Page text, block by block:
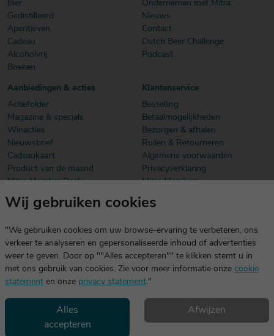
Bier
Gedistilleerd
Aperitieven
Cadeau
Alcoholvrij
Boeken
Ondernemen met Mitra
Nieuws
Contact
Dutch Beer Challenge
Podcast
Aanbiedingen & acties
Actiefolder
Magazine & specials
Winacties
Nieuwsbrief
Cadeaukaart
Product van de maand
Mitra Member Deals
Klantenservice
Bestelling
Betaalmogelijkheden
Bezorgen & afhalen
Ruilen & Retourneren
Algemene voorwaarden
Privacyverklaring
Mitra Members
Download onze app
dezelfde gegevens die je voor mitra.nl gebruikt.
Geniet, maar drink met mate. Geen 18 geen alcohol
Wij gebruiken cookies
"We gebruiken cookies om uw browse-ervaring te verbeteren, ons
verkeer te analyseren en gepersonaliseerde inhoud of advertenties
weer te geven. Door op ""Alles accepteren"" te klikken stemt u in
met ons gebruik van cookies. Zie voor meer informatie onze cookie
statement en onze privacy statement."
Alles
accepteren
Afwijzen